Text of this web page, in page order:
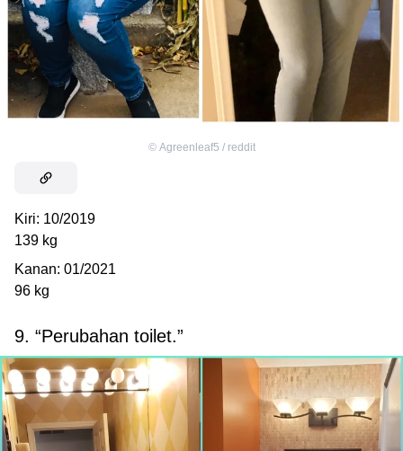
© Agreenleaf5 / reddit
Kiri: 10/2019
139 kg
Kanan: 01/2021
96 kg
9. “Perubahan toilet.”